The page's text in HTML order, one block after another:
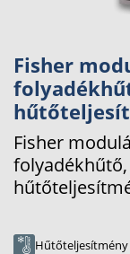
Fisher
Fisher
Hűtőteljesítmény